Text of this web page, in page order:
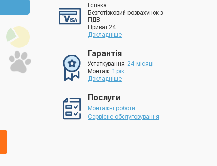
Готівка
Безготівковий розрахунок з
ПДВ
Приват 24
Докладніше
Гарантія
Устаткування: 24 місяці
Монтаж: 1 рік
Докладніше
Послуги
Монтажні роботи
Сервісне обслуговування